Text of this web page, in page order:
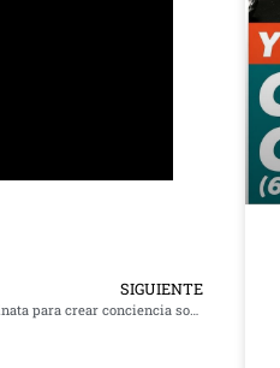
SIGUIENTE
Departamento de Salud de Tulsa invita a una caminata para crear conciencia sobre los impactos de beber y conducir.